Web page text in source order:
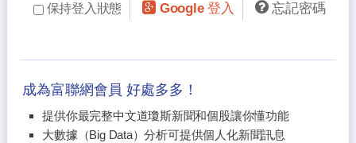
保持登入狀態 Google 登入 忘記密碼
成為富聯網會員 好處多多！
提供你最完整中文道瓊斯新聞和個股讓你懂功能
大數據（Big Data）分析可提供個人化新聞訊息